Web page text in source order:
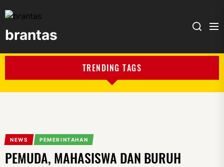
brantas
TRENDING TAGS
NEWS PEMERINTAHAN
PEMUDA, MAHASISWA DAN BURUH